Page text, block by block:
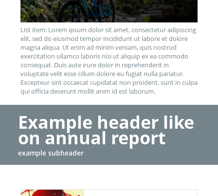
List item: Lorem ipsum dolor sit amet, consectetur adipiscing
elit, sed do eiusmod tempor incididunt ut labore et dolore
magna aliqua. Ut enim ad minim veniam, quis nostrud
exercitation ullamco laboris nisi ut aliquip ex ea commodo
consequat. Duis aute irure dolor in reprehenderit in
voluptate velit esse cillum dolore eu fugiat nulla pariatur.
Excepteur sint occaecat cupidatat non proident, sunt in culpa
qui officia deserunt mollit anim id est laborum.
Example header like
on annual report
example subheader